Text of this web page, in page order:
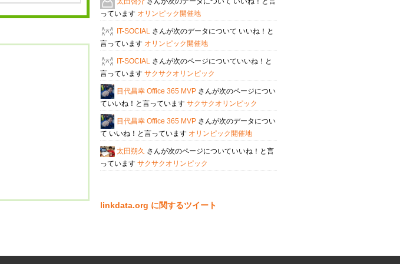
っています オリンピック開催地
IT-SOCIAL さんが次のデータについて いいね！と
言っています オリンピック開催地
IT-SOCIAL さんが次のページについていいね！と
言っています サクサクオリンピック
目代昌幸 Office 365 MVP さんが次のページについ
ていいね！と言っています サクサクオリンピック
目代昌幸 Office 365 MVP さんが次のデータについ
て いいね！と言っています オリンピック開催地
太田朔久 さんが次のページについていいね！と言
っています サクサクオリンピック
linkdata.org に関するツイート